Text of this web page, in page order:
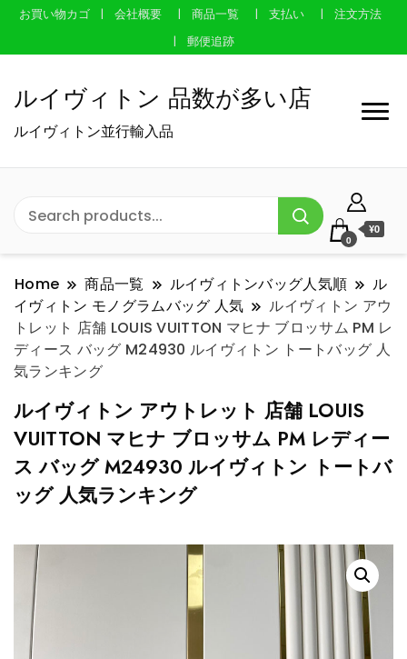
お買い物カゴ 会社概要 商品一覧 支払い
注文方法
郵便追跡
ルイヴィトン 品数が多い店
ルイヴィトン並行輸入品
0
¥0
Home 商品一覧 ルイヴィトンバッグ人気順
ル
イヴィトン モノグラムバッグ 人気
ルイヴィトン アウ
トレット 店舗 LOUIS VUITTON マヒナ ブロッサム PM レ
ディース バッグ M24930 ルイヴィトン トートバッグ 人
気ランキング
ルイヴィトン アウトレット 店舗 LOUIS
VUITTON マヒナ ブロッサム PM レディー
ス バッグ M24930 ルイヴィトン トートバ
ッグ 人気ランキング